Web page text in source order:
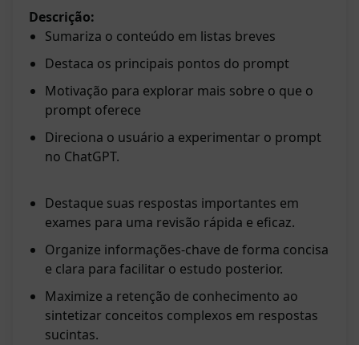
Descrição:
Sumariza o conteúdo em listas breves
Destaca os principais pontos do prompt
Motivação para explorar mais sobre o que o
prompt oferece
Direciona o usuário a experimentar o prompt
no ChatGPT.
Destaque suas respostas importantes em
exames para uma revisão rápida e eficaz.
Organize informações-chave de forma concisa
e clara para facilitar o estudo posterior.
Maximize a retenção de conhecimento ao
sintetizar conceitos complexos em respostas
sucintas.